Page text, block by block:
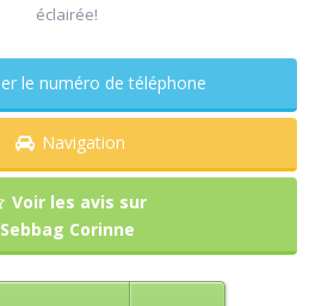
éclairée!
Afficher le numéro de téléphone
Navigation
Voir les avis sur
Sebbag Corinne